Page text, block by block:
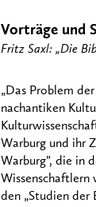
Vorträge und
Fritz Saxl: „Die
„Das Problem
nachantiken
Warburg und ihr
Warburg”, die in
Wissenschaftlern
den „Studien der